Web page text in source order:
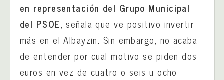
en representación del Grupo Municipal
del PSOE, señala que ve positivo invertir
más en el Albayzin. Sin embargo, no acaba
de entender por cual motivo se piden dos
euros en vez de cuatro o seis u ocho